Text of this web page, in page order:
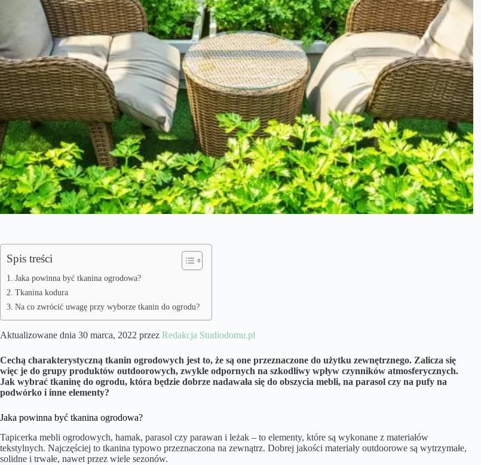
Spis treści
Jaka powinna być tkanina ogrodowa?
Tkanina kodura
Na co zwrócić uwagę przy wyborze tkanin do ogrodu?
Aktualizowane dnia 30 marca, 2022 przez Redakcja Studiodomu.pl
Cechą charakterystyczną tkanin ogrodowych jest to, że są one przeznaczone do użytku zewnętrznego. Zalicza się
więc je do grupy produktów outdoorowych, zwykle odpornych na szkodliwy wpływ czynników atmosferycznych.
Jak wybrać tkaninę do ogrodu, która będzie dobrze nadawała się do obszycia mebli, na parasol czy na pufy na
podwórko i inne elementy?
Jaka powinna być tkanina ogrodowa?
Tapicerka mebli ogrodowych, hamak, parasol czy parawan i leżak – to elementy, które są wykonane z materiałów
tekstylnych. Najczęściej to tkanina typowo przeznaczona na zewnątrz. Dobrej jakości materiały outdoorowe są wytrzymałe,
solidne i trwałe, nawet przez wiele sezonów.